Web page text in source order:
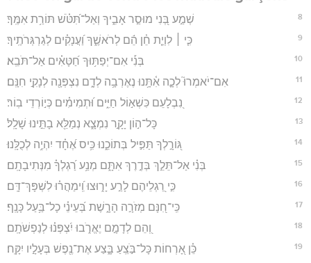
8 שְׁמַ֣ע בְּ֭נִי מוּסַ֣ר אָבִ֑יךָ וְאַל־תִּ֝טֹּ֗שׁ תּוֹרַ֥ת אִמֶּֽךָ׃
9 כִּ֤י ׀ לִוְיַ֤ת חֵ֓ן הֵ֬ם לְרֹאשֶׁ֑ךָ וַ֝עֲנָקִ֗ים לְגַרְגְּרֹתֶֽיךָ׃
10 בְּנִ֡י אִם־יְפַתּ֥וּךָ חַ֝טָּאִ֗ים אַל־תֹּבֵֽא׃
11 אִם־יֹאמְרוּ֮ לְכָ֪ה אִ֫תָּ֥נוּ נֶאֶרְבָ֥ה לְדָ֑ם נִצְפְּנָ֖ה לְנָקִ֣י חִנָּֽם׃
12 נִ֭בְלָעֵם כִּשְׁא֣וֹל חַיִּ֑ים וּ֝תְמִימִ֗ים כְּי֣וֹרְדֵי בֽוֹר׃
13 כָּל־ה֣וֹן יָקָ֣ר נִמְצָ֑א נְמַלֵּ֖א בָתֵּ֣ינוּ שָׁלָֽל׃
14 גּ֭וֹרָ֣לְךָ תַּפִּ֣יל בְּתוֹכֵ֑נוּ כִּ֥יס אֶ֝חָ֗ד יִהְיֶ֥ה לְכֻלָּֽנוּ׃
15 בְּנִ֗י אַל־תֵּלֵ֣ךְ בְּדֶ֣רֶךְ אִתָּ֑ם מְנַ֥ע רַ֝גְלְךָ֗ מִנְּתִיבָתָֽם׃
16 כִּ֣י רַ֭גְלֵיהֶם לָרַ֣ע יָר֑וּצוּ וִֽ֝ימַהֲר֗וּ לִשְׁפָּךְ־דָּֽם׃
17 כִּֽי־חִ֭נָּם מְזֹרָ֣ה הָרָ֑שֶׁת בְּ֝עֵינֵ֗י כָל־בַּ֥עַל כָּנָֽף׃
18 וְ֭הֵם לְדָמָ֣ם יֶאֱרֹ֑בוּ יִ֝צְפְּנ֗וּ לְנַפְשֹׁתָֽם׃
19 כֵּ֗ן אָ֭רְחוֹת כָּל־בֹּ֣צֵֽעַ בָּ֑צַע אֶת־נֶ֖פֶשׁ בְּעָלָ֣יו יִקָּֽח׃